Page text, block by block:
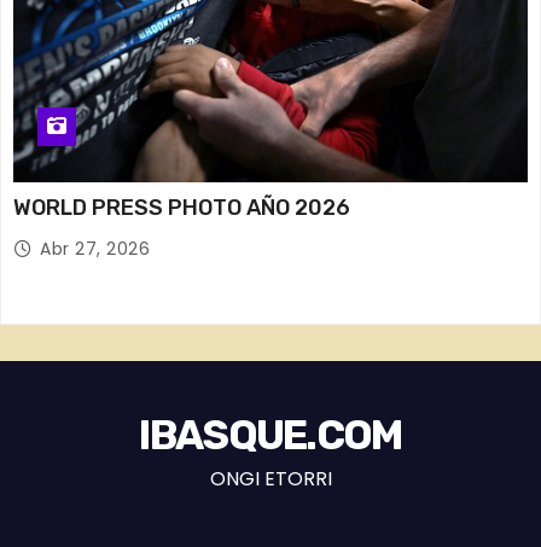
WORLD PRESS PHOTO AÑO 2026
Abr 27, 2026
IBASQUE.COM
ONGI ETORRI